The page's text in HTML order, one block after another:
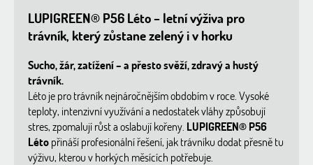
LUPIGREEN® P56 Léto – letní výživa pro
trávník, který zůstane zelený i v horku
Sucho, žár, zatížení – a přesto svěží, zdravý a hustý
trávník.
Léto je pro trávník nejnáročnějším obdobím v roce. Vysoké
teploty, intenzivní využívání a nedostatek vláhy způsobují
stres, zpomalují růst a oslabují kořeny. LUPIGREEN® P56
Létopřináší profesionální řešení, jak trávníku dodat přesně tu
výživu, kterou v horkých měsících potřebuje.